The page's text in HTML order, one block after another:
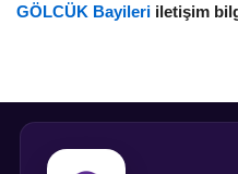
GÖLCÜK Bayileri iletişim